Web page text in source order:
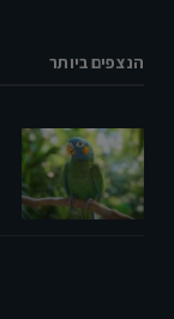
הנצפים ביותר